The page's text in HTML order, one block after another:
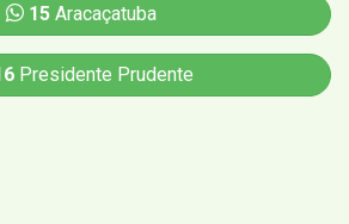
15 Aracaçatuba
Presidente Prudente